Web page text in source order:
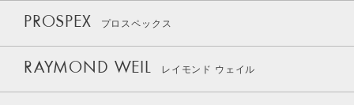
PROSPEX プロスペックス
RAYMOND WEIL レイモンド ウェイル